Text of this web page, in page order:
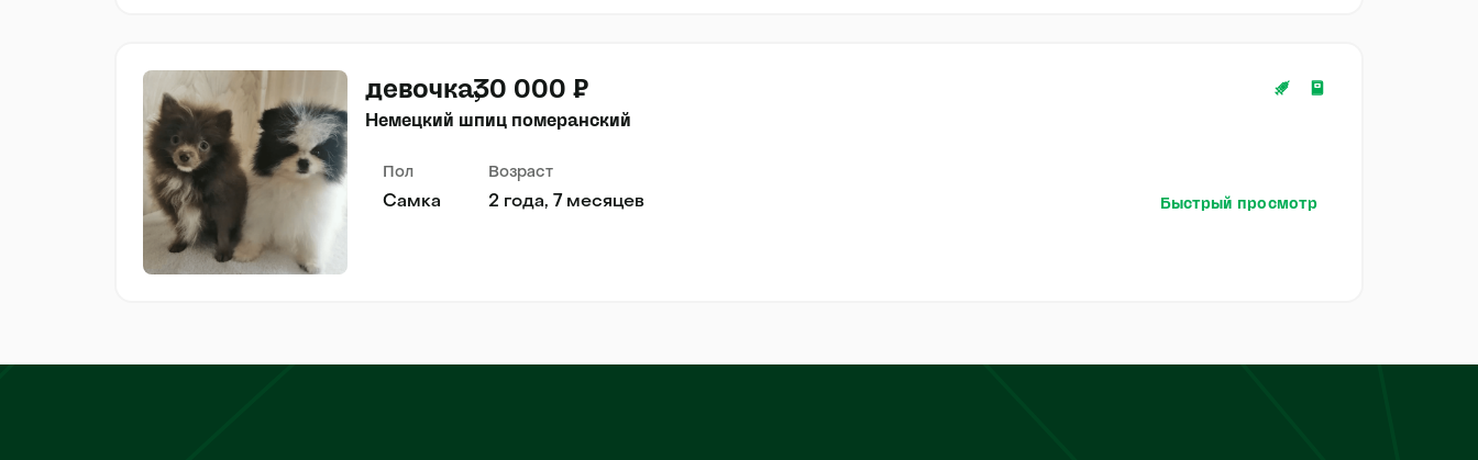
девочка30 000 ₽
Немецкий шпиц померанский
Пол
Самка
Возраст
2 года, 7 месяцев Быстрый просмотр